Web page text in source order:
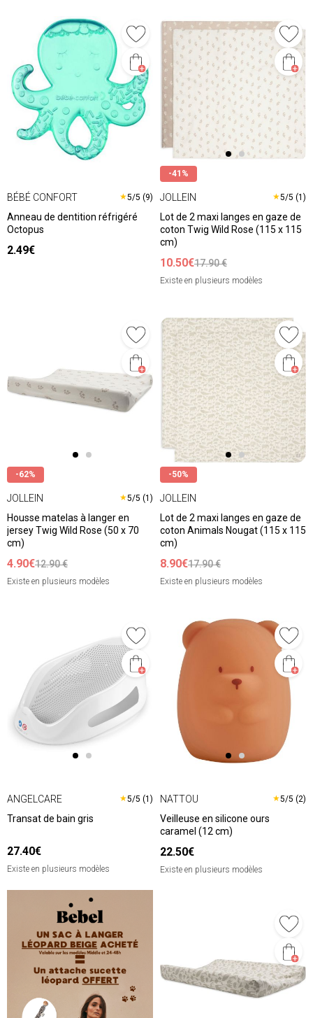
BÉBÉ CONFORT ★5/5 (9)
Anneau de dentition réfrigéré
Octopus
2.49€
-41%
JOLLEIN ★5/5 (1)
Lot de 2 maxi langes en gaze de
coton Twig Wild Rose (115 x 115
cm)
10.50€17.90 €
Existe en plusieurs modèles
-62%
JOLLEIN ★5/5 (1)
Housse matelas à langer en
jersey Twig Wild Rose (50 x 70
cm)
4.90€12.90 €
Existe en plusieurs modèles
-50%
JOLLEIN
Lot de 2 maxi langes en gaze de
coton Animals Nougat (115 x 115
cm)
8.90€17.90 €
Existe en plusieurs modèles
ANGELCARE ★5/5 (1)
Transat de bain gris
27.40€
Existe en plusieurs modèles
NATTOU ★5/5 (2)
Veilleuse en silicone ours
caramel (12 cm)
22.50€
Existe en plusieurs modèles